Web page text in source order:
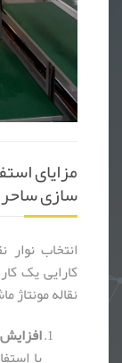
مزایای
سازی ساحر
انتخاب
کارایی یک
نقاله